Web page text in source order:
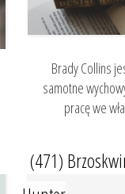
Brady Collins
samotne
pracę we
(471)